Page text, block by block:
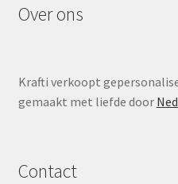
Over ons
Krafti verkoopt
gemaakt met liefde door
Contact